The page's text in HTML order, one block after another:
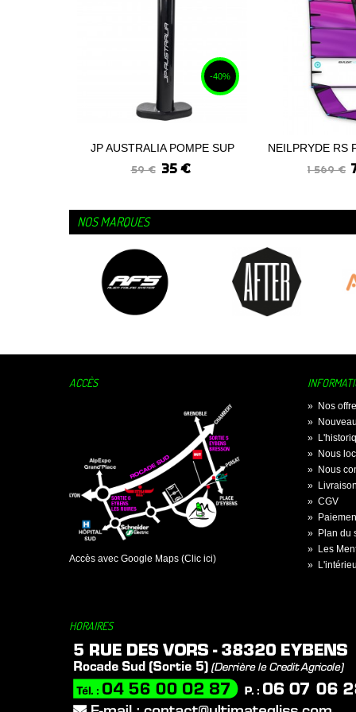
-40%
Commander
JP AUSTRALIA POMPE SUP
NOIRE
59 € 35 €
Voir
NEILPRYDE RS
1 569 €
NOS MARQUES
ACCÈS
Accès avec Google Maps (Clic ici)
» Nos
»
»
» Nous
» Nous
» Livraison
» CGV
»
» Plan du
» Les
»
HORAIRES